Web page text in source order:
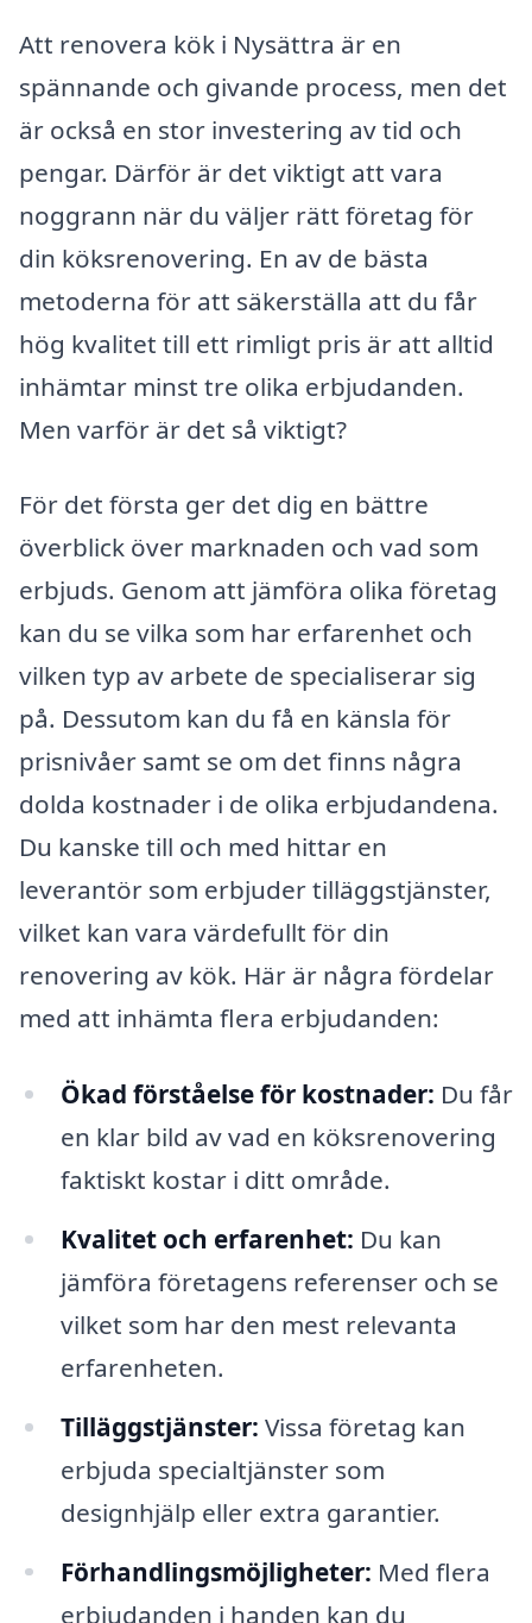
Att renovera kök i Nysättra är en
spännande och givande process, men det
är också en stor investering av tid och
pengar. Därför är det viktigt att vara
noggrann när du väljer rätt företag för
din köksrenovering. En av de bästa
metoderna för att säkerställa att du får
hög kvalitet till ett rimligt pris är att alltid
inhämtar minst tre olika erbjudanden.
Men varför är det så viktigt?
För det första ger det dig en bättre
överblick över marknaden och vad som
erbjuds. Genom att jämföra olika företag
kan du se vilka som har erfarenhet och
vilken typ av arbete de specialiserar sig
på. Dessutom kan du få en känsla för
prisnivåer samt se om det finns några
dolda kostnader i de olika erbjudandena.
Du kanske till och med hittar en
leverantör som erbjuder tilläggstjänster,
vilket kan vara värdefullt för din
renovering av kök. Här är några fördelar
med att inhämta flera erbjudanden:
Ökad förståelse för kostnader: Du får
en klar bild av vad en köksrenovering
faktiskt kostar i ditt område.
Kvalitet och erfarenhet: Du kan
jämföra företagens referenser och se
vilket som har den mest relevanta
erfarenheten.
Tilläggstjänster: Vissa företag kan
erbjuda specialtjänster som
designhjälp eller extra garantier.
Förhandlingsmöjligheter: Med flera
erbjudanden i handen kan du